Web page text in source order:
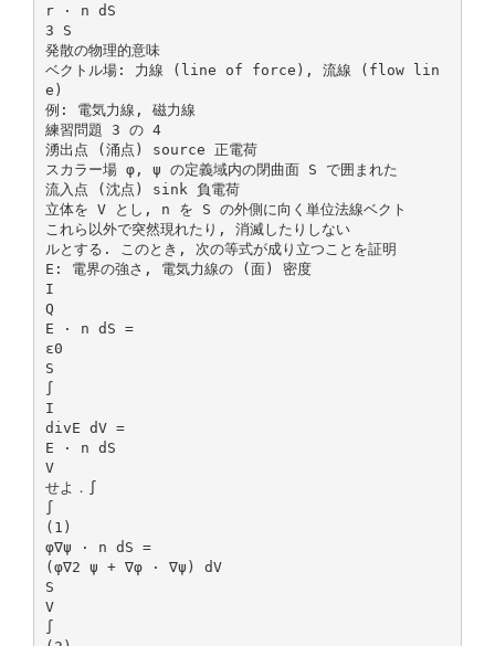
r · n dS
3 S
発散の物理的意味
ベクトル場: 力線 (line of force), 流線 (flow lin
e)
例: 電気力線, 磁力線
練習問題 3 の 4
湧出点 (涌点) source 正電荷
スカラー場 φ, ψ の定義域内の閉曲面 S で囲まれた
流入点 (沈点) sink 負電荷
立体を V とし, n を S の外側に向く単位法線ベクト
これら以外で突然現れたり, 消滅したりしない
ルとする. このとき, 次の等式が成り立つことを証明
E: 電界の強さ, 電気力線の (面) 密度
I
Q
E · n dS =
ε0
S
∫
I
divE dV =
E · n dS
V
せよ．∫
∫
(1)
φ∇ψ · n dS =
(φ∇2 ψ + ∇φ · ∇ψ) dV
S
V
∫